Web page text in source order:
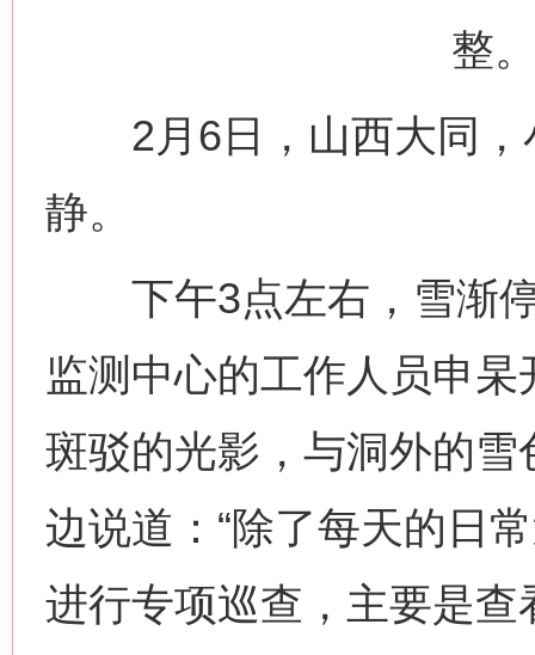
整
2月6日，山西大同，
静。
下午3点左右，雪渐停
监测中心的工作人员申
斑驳的光影，与洞外的
边说道：“除了每天的日
进行专项巡查，主要是